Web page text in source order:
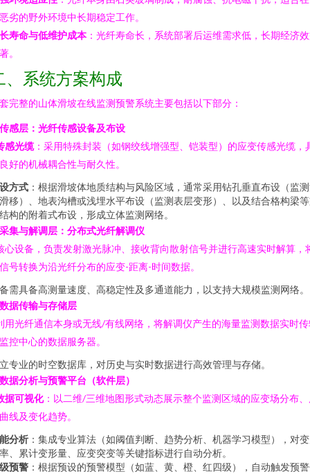
劣的野外环境中长期稳定工作。
长寿命与低维护成本：光纤寿命长，系统部署后运维需求低，长期经济
。
、系统方案构成
完整的山体滑坡在线监测预警系统主要包括以下部分：
感层：光纤传感设备及布设
感光缆：采用特殊封装（如钢绞线增强型、铠装型）的应变传感光缆，
好的机械耦合性与耐久性。
方式 ：根据滑坡体地质结构与风险区域，通常采用钻孔垂直布设（监
移）、地表沟槽或浅埋水平布设（监测表层变形）、以及结合格构梁
构的附着式布设，形成立体监测网络。
集与解调层：分布式光纤解调仪
心设备，负责发射激光脉冲、接收背向散射信号并进行高速实时解算，
号转换为沿光纤分布的应变-距离-时间数据。
需具备高测量速度、高稳定性及多通道能力，以支持大规模监测网络。
据传输与存储层
用光纤通信本身或无线/有线网络，将解调仪产生的海量监测数据实时
控中心的数据服务器。
专业的时空数据库，对历史与实时数据进行高效管理与存储。
据分析与预警平台（软件层）
据可视化：以二维/三维地图形式动态展示整个监测区域的应变场分布
线及变化趋势。
分析 ：集成专业算法（如阈值判断、趋势分析、机器学习模型），对
、累计变形量、应变突变等关键指标进行自动分析。
预警 ：根据预设的预警模型（如蓝、黄、橙、红四级），自动触发预